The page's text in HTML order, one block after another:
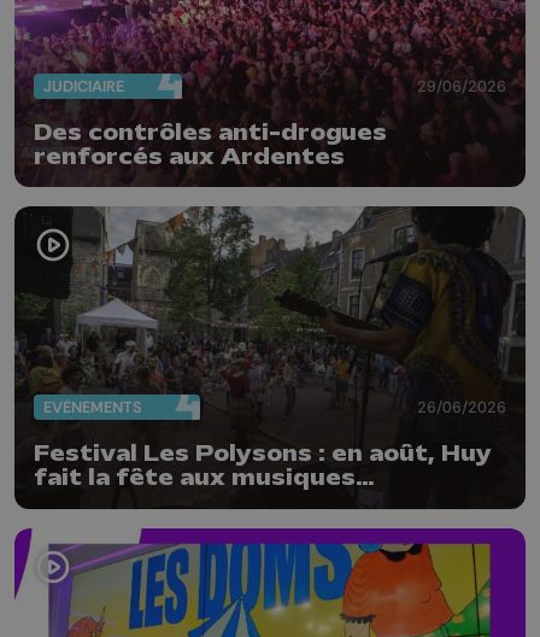
JUDICIAIRE 29/06/2026
Des contrôles anti-drogues
renforcés aux Ardentes
EVÈNEMENTS 26/06/2026
Festival Les Polysons : en août, Huy
fait la fête aux musiques